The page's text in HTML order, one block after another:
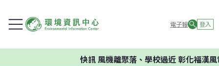
電子報 登入
快訊風機離聚落、學校過近 彰化福漢風